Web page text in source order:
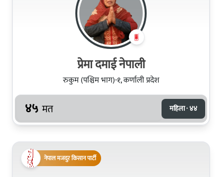
प्रेमा दमाई नेपाली
रुकुम (पश्चिम भाग)-१, कर्णाली प्रदेश
४५ मत महिला · ४४
नेपाल मजदुर किसान पार्टी